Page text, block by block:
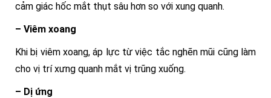
cảm giác hốc mắt thụt sâu hơn so với xung quanh.
– Viêm xoang
Khi bị viêm xoang, áp lực từ việc tắc nghẽn mũi cũng làm
cho vị trí xưng quanh mắt vị trũng xuống.
– Dị ứng